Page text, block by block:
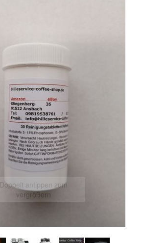
Doppelt antippen zum
vergrößern